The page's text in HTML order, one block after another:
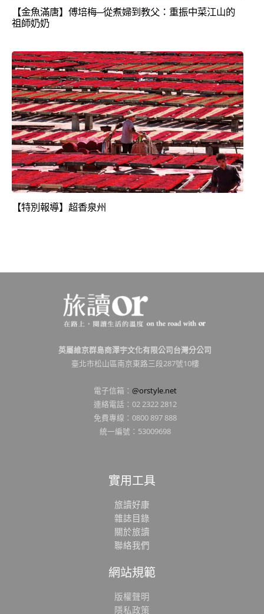
【金魚滿唐】傅培梅─從煮婦到教父：重振中菜江山的
祖師奶奶
【特別報導】超香泉州
英屬維京群島商澤宇文化有限公司台灣分公司
臺北市松山區南京東路三段287號10樓
電子信箱： @orstyle.net
連絡電話：02 2322 2812
免費專線：0800 897 888
統一編號：53009698
實用工具
旅讀好康
雜誌目錄
關於旅讀
聯絡我們
網站規範
版權聲明
隱私政策